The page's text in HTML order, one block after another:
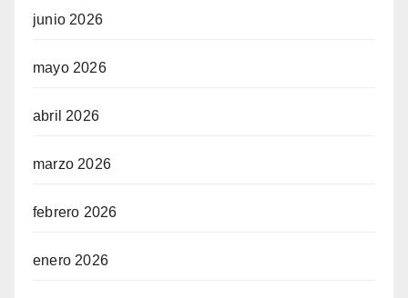
junio 2026
mayo 2026
abril 2026
marzo 2026
febrero 2026
enero 2026